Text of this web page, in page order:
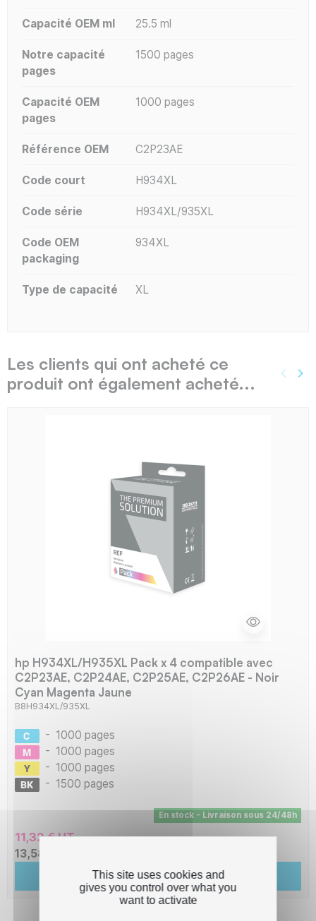
Capacité OEM ml 25.5 ml
Notre capacité
pages
1500 pages
Capacité OEM
pages
1000 pages
Référence OEM C2P23AE
Code court H934XL
Code série H934XL/935XL
Code OEM
packaging
934XL
Type de capacité XL
Les clients qui ont acheté ce
produit ont également acheté...
keyboard_arrow_left keyboard_arrow_right
hp H934XL/H935XL Pack x 4 compatible avec
C2P23AE, C2P24AE, C2P25AE, C2P26AE - Noir
Cyan Magenta Jaune
B8H934XL/935XL
- 1000 pages
- 1000 pages
- 1000 pages
- 1500 pages
En stock - Livraison sous 24/48h
11,32 € HT
13,58 € TTC
Ajouter au panier
This site uses cookies and
gives you control over what you
want to activate